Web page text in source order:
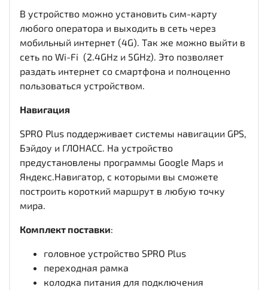
В устройство можно установить сим-карту
любого оператора и выходить в сеть через
мобильный интернет (4G). Так же можно выйти в
сеть по Wi-Fi (2.4GHz и 5GHz). Это позволяет
раздать интернет со смартфона и полноценно
пользоваться устройством.
Навигация
SPRO Plus поддерживает системы навигации GPS,
Бэйдоу и ГЛОНАСС. На устройство
предустановлены программы Google Maps и
Яндекс.Навигатор, с которыми вы сможете
построить короткий маршрут в любую точку
мира.
Комплект поставки:
головное устройство SPRO Plus
переходная рамка
колодка питания для подключения